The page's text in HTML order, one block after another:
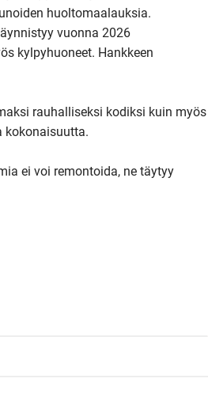
huoltomaalauksia.
vuonna 2026
kylpyhuoneet. Hankkeen
rauhalliseksi kodiksi kuin myös
kokonaisuutta.
ei voi remontoida, ne täytyy